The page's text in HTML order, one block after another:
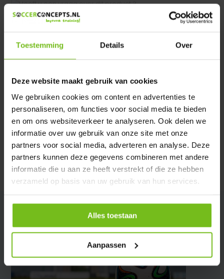
Toestemming Details Over
Deze website maakt gebruik van cookies
We gebruiken cookies om content en advertenties te
personaliseren, om functies voor social media te bieden
en om ons websiteverkeer te analyseren. Ook delen we
informatie over uw gebruik van onze site met onze
partners voor social media, adverteren en analyse. Deze
partners kunnen deze gegevens combineren met andere
informatie die u aan ze heeft verstrekt of die ze hebben
verzameld op basis van uw gebruik van hun services.
Alles toestaan
Aanpassen
Heeft u een vraag over dit product ?
Verstuur email
Productomschrijving
Specificaties
Delen